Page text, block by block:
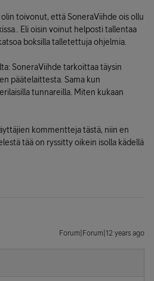
toivonut, että SoneraViihde ois ollu
Eli oisin voinut helposti tallentaa
boksilla talletettuja ohjelmia.
SoneraViihde tarkoittaa täysin
päätelaittesta. Sama kun
tunnareilla. Miten kukaan
kommentteja tästä, niin en
tää on ryssitty oikein isolla kädellä
Forum|Forum|12 years ago